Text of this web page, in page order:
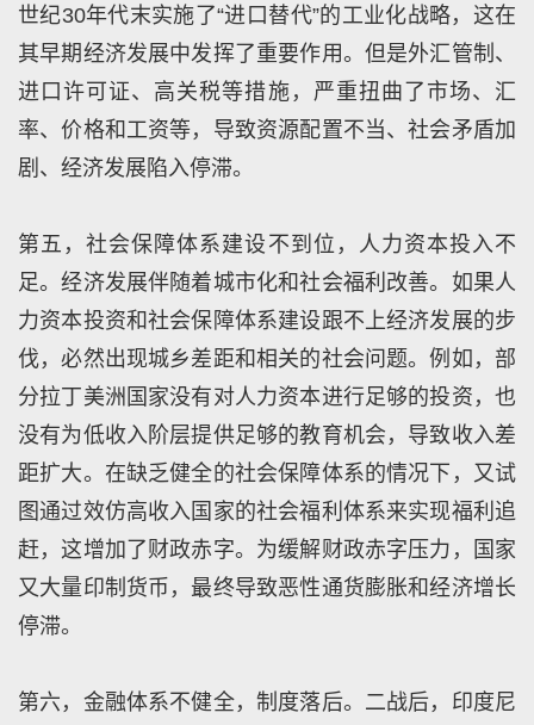
世纪30年代末实施了“进口替代”的工业化战略，这在
其早期经济发展中发挥了重要作用。但是外汇管制、
进口许可证、高关税等措施，严重扭曲了市场、汇
率、价格和工资等，导致资源配置不当、社会矛盾加
剧、经济发展陷入停滞。
第五，社会保障体系建设不到位，人力资本投入不
足。经济发展伴随着城市化和社会福利改善。如果人
力资本投资和社会保障体系建设跟不上经济发展的步
伐，必然出现城乡差距和相关的社会问题。例如，部
分拉丁美洲国家没有对人力资本进行足够的投资，也
没有为低收入阶层提供足够的教育机会，导致收入差
距扩大。在缺乏健全的社会保障体系的情况下，又试
图通过效仿高收入国家的社会福利体系来实现福利追
赶，这增加了财政赤字。为缓解财政赤字压力，国家
又大量印制货币，最终导致恶性通货膨胀和经济增长
停滞。
第六，金融体系不健全，制度落后。二战后，印度尼